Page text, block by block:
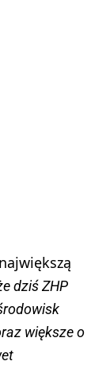
dziś ZHP
większe o